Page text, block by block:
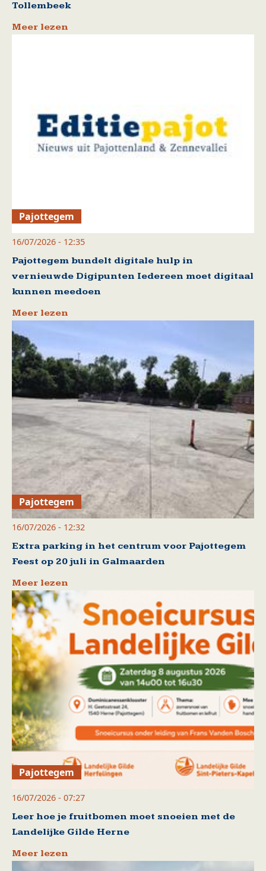
Tollembeek
Meer lezen
Pajottegem
16/07/2026 - 12:35
Pajottegem bundelt digitale hulp in
vernieuwde Digipunten Iedereen moet digitaal
kunnen meedoen
Meer lezen
Pajottegem
16/07/2026 - 12:32
Extra parking in het centrum voor Pajottegem
Feest op 20 juli in Galmaarden
Meer lezen
Pajottegem
16/07/2026 - 07:27
Leer hoe je fruitbomen moet snoeien met de
Landelijke Gilde Herne
Meer lezen